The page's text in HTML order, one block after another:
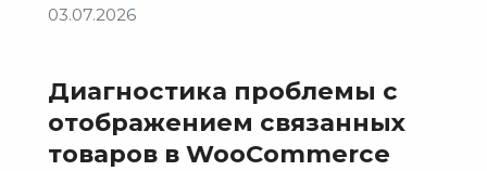
03.07.2026
Диагностика проблемы с
отображением связанных
товаров в WooCommerce